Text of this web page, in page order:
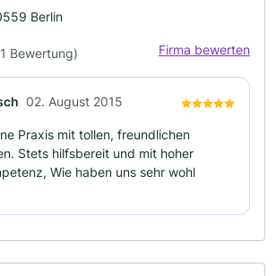
Berlin
Bewertung) Firma bewerten
02. August 2015
Praxis mit tollen, freundlichen
Stets hilfsbereit und mit hoher
Wie haben uns sehr wohl